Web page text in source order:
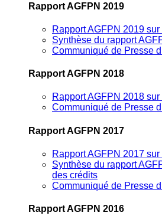
Rapport AGFPN 2019
Rapport AGFPN 2019
Synthèse du rapport
Communiqué de Presse
Rapport AGFPN 2018
Rapport AGFPN 2018
Communiqué de Presse
Rapport AGFPN 2017
Rapport AGFPN 2017
Synthèse du rapport
des crédits
Communiqué de Presse
Rapport AGFPN 2016